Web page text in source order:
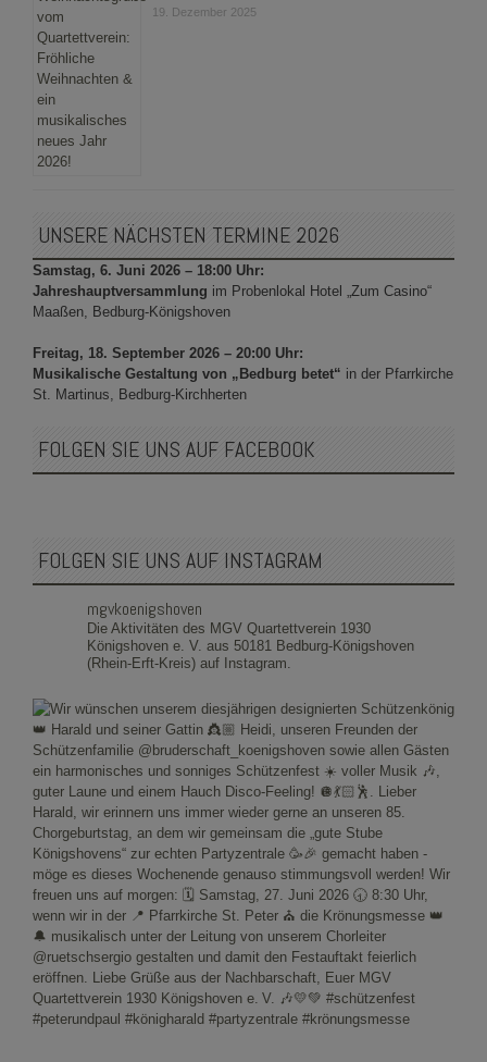
19. Dezember 2025
UNSERE NÄCHSTEN TERMINE 2026
Samstag, 6. Juni 2026 – 18:00 Uhr:
Jahreshauptversammlung im Probenlokal Hotel „Zum Casino“
Maaßen, Bedburg-Königshoven
Freitag, 18. September 2026 – 20:00 Uhr:
Musikalische Gestaltung von „Bedburg betet“ in der Pfarrkirche
St. Martinus, Bedburg-Kirchherten
FOLGEN SIE UNS AUF FACEBOOK
FOLGEN SIE UNS AUF INSTAGRAM
mgvkoenigshoven
Die Aktivitäten des MGV Quartettverein 1930
Königshoven e. V. aus 50181 Bedburg-Königshoven
(Rhein-Erft-Kreis) auf Instagram.